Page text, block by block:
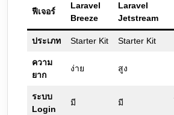
ฟีเจอร์
Laravel
Breeze
Laravel
Jetstream
ประเภท Starter Kit Starter Kit
ความ
ยาก
ง่าย สูง
ระบบ
Login
มี มี